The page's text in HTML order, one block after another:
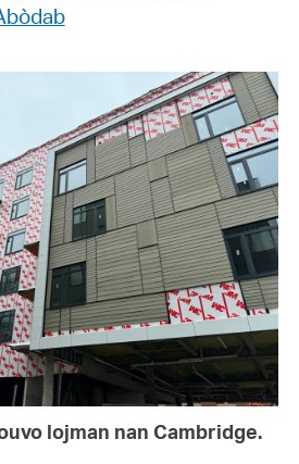
lojman nan Cambridge.